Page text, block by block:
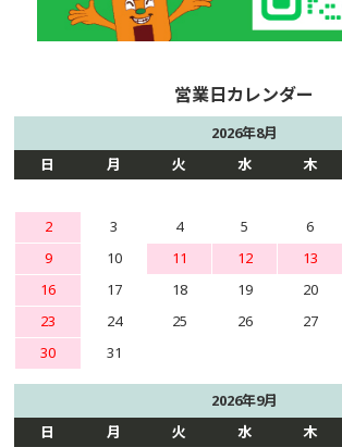
2026年8月
日
月 火 水 木
2
3 4 5 6
9
10 11 12 13
16
17 18 19 20
23
24 25 26 27
30
31
2026年9月
日
月 火 水 木